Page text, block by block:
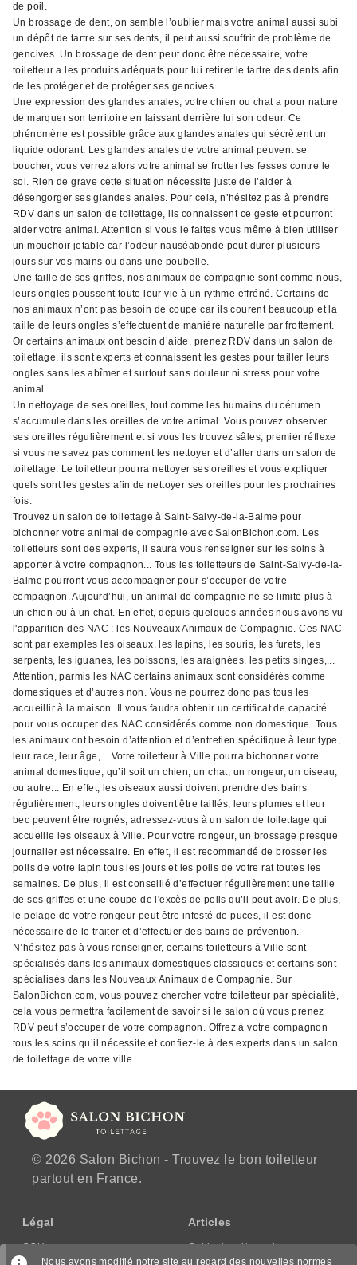
de poil.
Un brossage de dent, on semble l’oublier mais votre animal aussi subi
un dépôt de tartre sur ses dents, il peut aussi souffrir de problème de
gencives. Un brossage de dent peut donc être nécessaire, votre
toiletteur a les produits adéquats pour lui retirer le tartre des dents afin
de les protéger et de protéger ses gencives.
Une expression des glandes anales, votre chien ou chat a pour nature
de marquer son territoire en laissant derrière lui son odeur. Ce
phénomène est possible grâce aux glandes anales qui sécrètent un
liquide odorant. Les glandes anales de votre animal peuvent se
boucher, vous verrez alors votre animal se frotter les fesses contre le
sol. Rien de grave cette situation nécessite juste de l’aider à
désengorger ses glandes anales. Pour cela, n’hésitez pas à prendre
RDV dans un salon de toilettage, ils connaissent ce geste et pourront
aider votre animal. Attention si vous le faites vous même à bien utiliser
un mouchoir jetable car l’odeur nauséabonde peut durer plusieurs
jours sur vos mains ou dans une poubelle.
Une taille de ses griffes, nos animaux de compagnie sont comme nous,
leurs ongles poussent toute leur vie à un rythme effréné. Certains de
nos animaux n’ont pas besoin de coupe car ils courent beaucoup et la
taille de leurs ongles s’effectuent de manière naturelle par frottement.
Or certains animaux ont besoin d’aide, prenez RDV dans un salon de
toilettage, ils sont experts et connaissent les gestes pour tailler leurs
ongles sans les abîmer et surtout sans douleur ni stress pour votre
animal.
Un nettoyage de ses oreilles, tout comme les humains du cérumen
s’accumule dans les oreilles de votre animal. Vous pouvez observer
ses oreilles régulièrement et si vous les trouvez sâles, premier réflexe
si vous ne savez pas comment les nettoyer et d’aller dans un salon de
toilettage. Le toiletteur pourra nettoyer ses oreilles et vous expliquer
quels sont les gestes afin de nettoyer ses oreilles pour les prochaines
fois.
Trouvez un salon de toilettage à Saint-Salvy-de-la-Balme pour
bichonner votre animal de compagnie avec SalonBichon.com. Les
toiletteurs sont des experts, il saura vous renseigner sur les soins à
apporter à votre compagnon... Tous les toiletteurs de Saint-Salvy-de-la-
Balme pourront vous accompagner pour s’occuper de votre
compagnon. Aujourd’hui, un animal de compagnie ne se limite plus à
un chien ou à un chat. En effet, depuis quelques années nous avons vu
l'apparition des NAC : les Nouveaux Animaux de Compagnie. Ces NAC
sont par exemples les oiseaux, les lapins, les souris, les furets, les
serpents, les iguanes, les poissons, les araignées, les petits singes,...
Attention, parmis les NAC certains animaux sont considérés comme
domestiques et d’autres non. Vous ne pourrez donc pas tous les
accueillir à la maison. Il vous faudra obtenir un certificat de capacité
pour vous occuper des NAC considérés comme non domestique. Tous
les animaux ont besoin d’attention et d’entretien spécifique à leur type,
leur race, leur âge,... Votre toiletteur à Ville pourra bichonner votre
animal domestique, qu’il soit un chien, un chat, un rongeur, un oiseau,
ou autre... En effet, les oiseaux aussi doivent prendre des bains
régulièrement, leurs ongles doivent être taillés, leurs plumes et leur
bec peuvent être rognés, adressez-vous à un salon de toilettage qui
accueille les oiseaux à Ville. Pour votre rongeur, un brossage presque
journalier est nécessaire. En effet, il est recommandé de brosser les
poils de votre lapin tous les jours et les poils de votre rat toutes les
semaines. De plus, il est conseillé d’effectuer régulièrement une taille
de ses griffes et une coupe de l'excès de poils qu’il peut avoir. De plus,
le pelage de votre rongeur peut être infesté de puces, il est donc
nécessaire de le traiter et d’effectuer des bains de prévention.
N’hésitez pas à vous renseigner, certains toiletteurs à Ville sont
spécialisés dans les animaux domestiques classiques et certains sont
spécialisés dans les Nouveaux Animaux de Compagnie. Sur
SalonBichon.com, vous pouvez chercher votre toiletteur par spécialité,
cela vous permettra facilement de savoir si le salon où vous prenez
RDV peut s’occuper de votre compagnon. Offrez à votre compagnon
tous les soins qu’il nécessite et confiez-le à des experts dans un salon
de toilettage de votre ville.
© 2026 Salon Bichon - Trouvez le bon toiletteur
partout en France.
Légal
CGU
Articles
Guide des démarches
Nous avons modifié notre site au regard des nouvelles normes